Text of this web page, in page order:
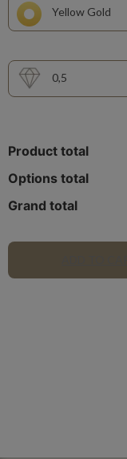
Yellow Gold
0,5
Product total
Options total
Grand total